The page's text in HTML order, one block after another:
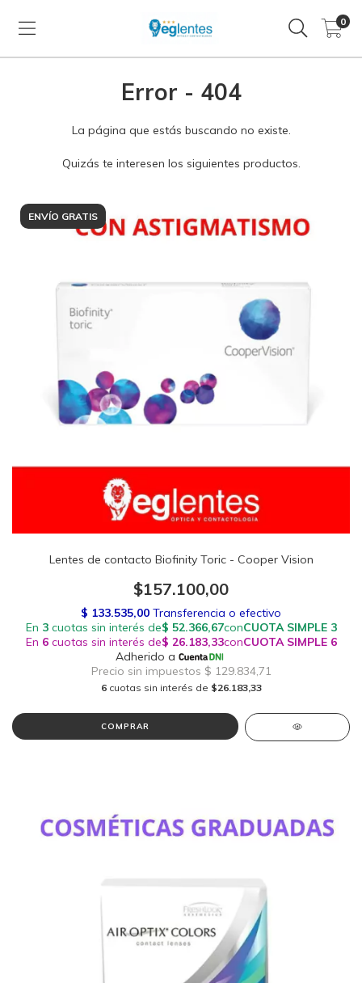
0
Error - 404
La página que estás buscando no existe.
Quizás te interesen los siguientes productos.
ENVÍO GRATIS
Lentes de contacto Biofinity Toric - Cooper Vision
$157.100,00
6 cuotas sin interés de $26.183,33